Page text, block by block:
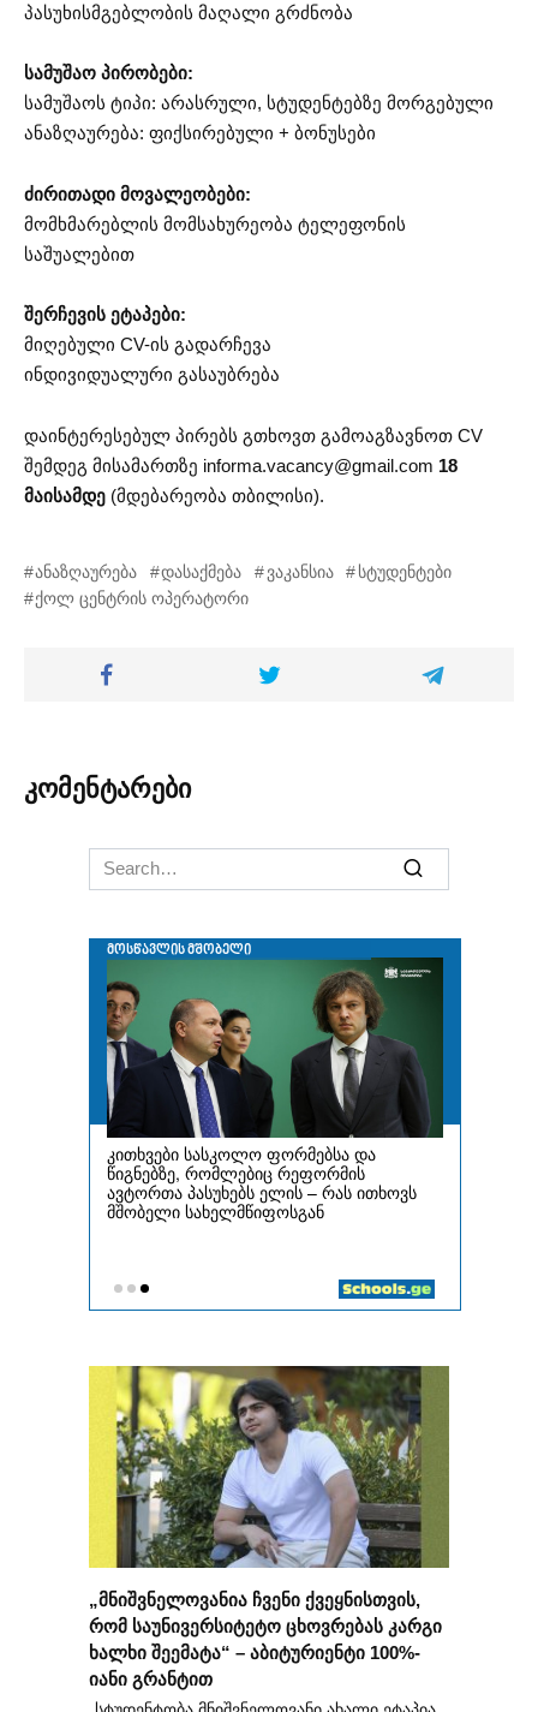
პასუხისმგებლობის მაღალი გრძნობა
სამუშაო პირობები:
სამუშაოს ტიპი: არასრული, სტუდენტებზე მორგებული
ანაზღაურება: ფიქსირებული + ბონუსები
ძირითადი მოვალეობები:
მომხმარებლის მომსახურეობა ტელეფონის
საშუალებით
შერჩევის ეტაპები:
მიღებული CV-ის გადარჩევა
ინდივიდუალური გასაუბრება
დაინტერესებულ პირებს გთხოვთ გამოაგზავნოთ CV
შემდეგ მისამართზე informa.vacancy@gmail.com 18
მაისამდე (მდებარეობა თბილისი).
ანაზღაურება დასაქმება ვაკანსია
სტუდენტები
ქოლ ცენტრის ოპერატორი
კომენტარები
Search
for:
„მნიშვნელოვანია ჩვენი ქვეყნისთვის,
რომ საუნივერსიტეტო ცხოვრებას კარგი
ხალხი შეემატა“ – აბიტურიენტი 100%-
იანი გრანტით